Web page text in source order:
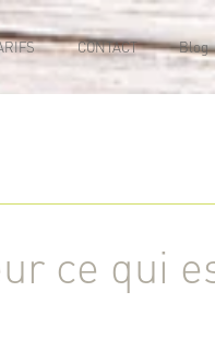
CONTACT Blog
ce qui